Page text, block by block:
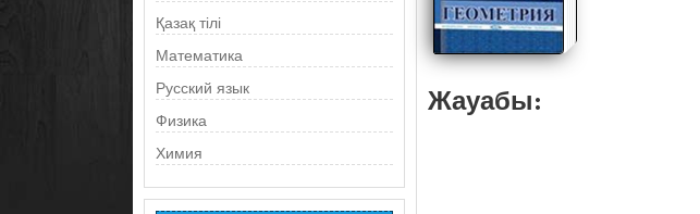
Қазақ тілі
Математика
Русский язык
Физика
Химия
Жауабы: